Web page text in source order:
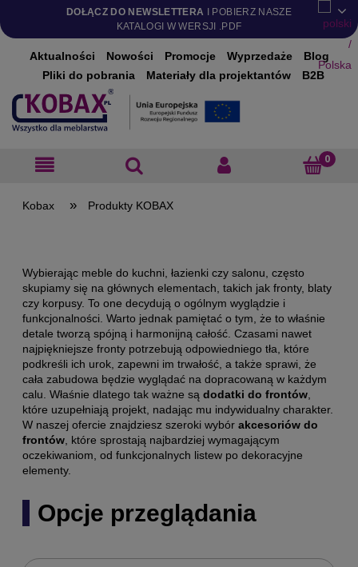
DOŁĄCZ DO NEWSLETTERA I POBIERZ NASZE
KATALOGI W WERSJI .PDF
Aktualności Nowości Promocje Wyprzedaże
Blog
Pliki do pobrania
Materiały dla projektantów B2B
» Produkty KOBAX
Wybierając meble do kuchni, łazienki czy salonu, często
skupiamy się na głównych elementach, takich jak fronty, blaty
czy korpusy. To one decydują o ogólnym wyglądzie i
funkcjonalności. Warto jednak pamiętać o tym, że to właśnie
detale tworzą spójną i harmonijną całość. Czasami nawet
najpiękniejsze fronty potrzebują odpowiedniego tła, które
podkreśli ich urok, zapewni im trwałość, a także sprawi, że
cała zabudowa będzie wyglądać na dopracowaną w każdym
calu. Właśnie dlatego tak ważne są dodatki do frontów
które uzupełniają projekt, nadając mu indywidualny charakter.
W naszej ofercie znajdziesz szeroki wybór akcesoriów do
frontów , które sprostają najbardziej wymagającym
oczekiwaniom, od funkcjonalnych listew po dekoracyjne
elementy.
Opcje przeglądania